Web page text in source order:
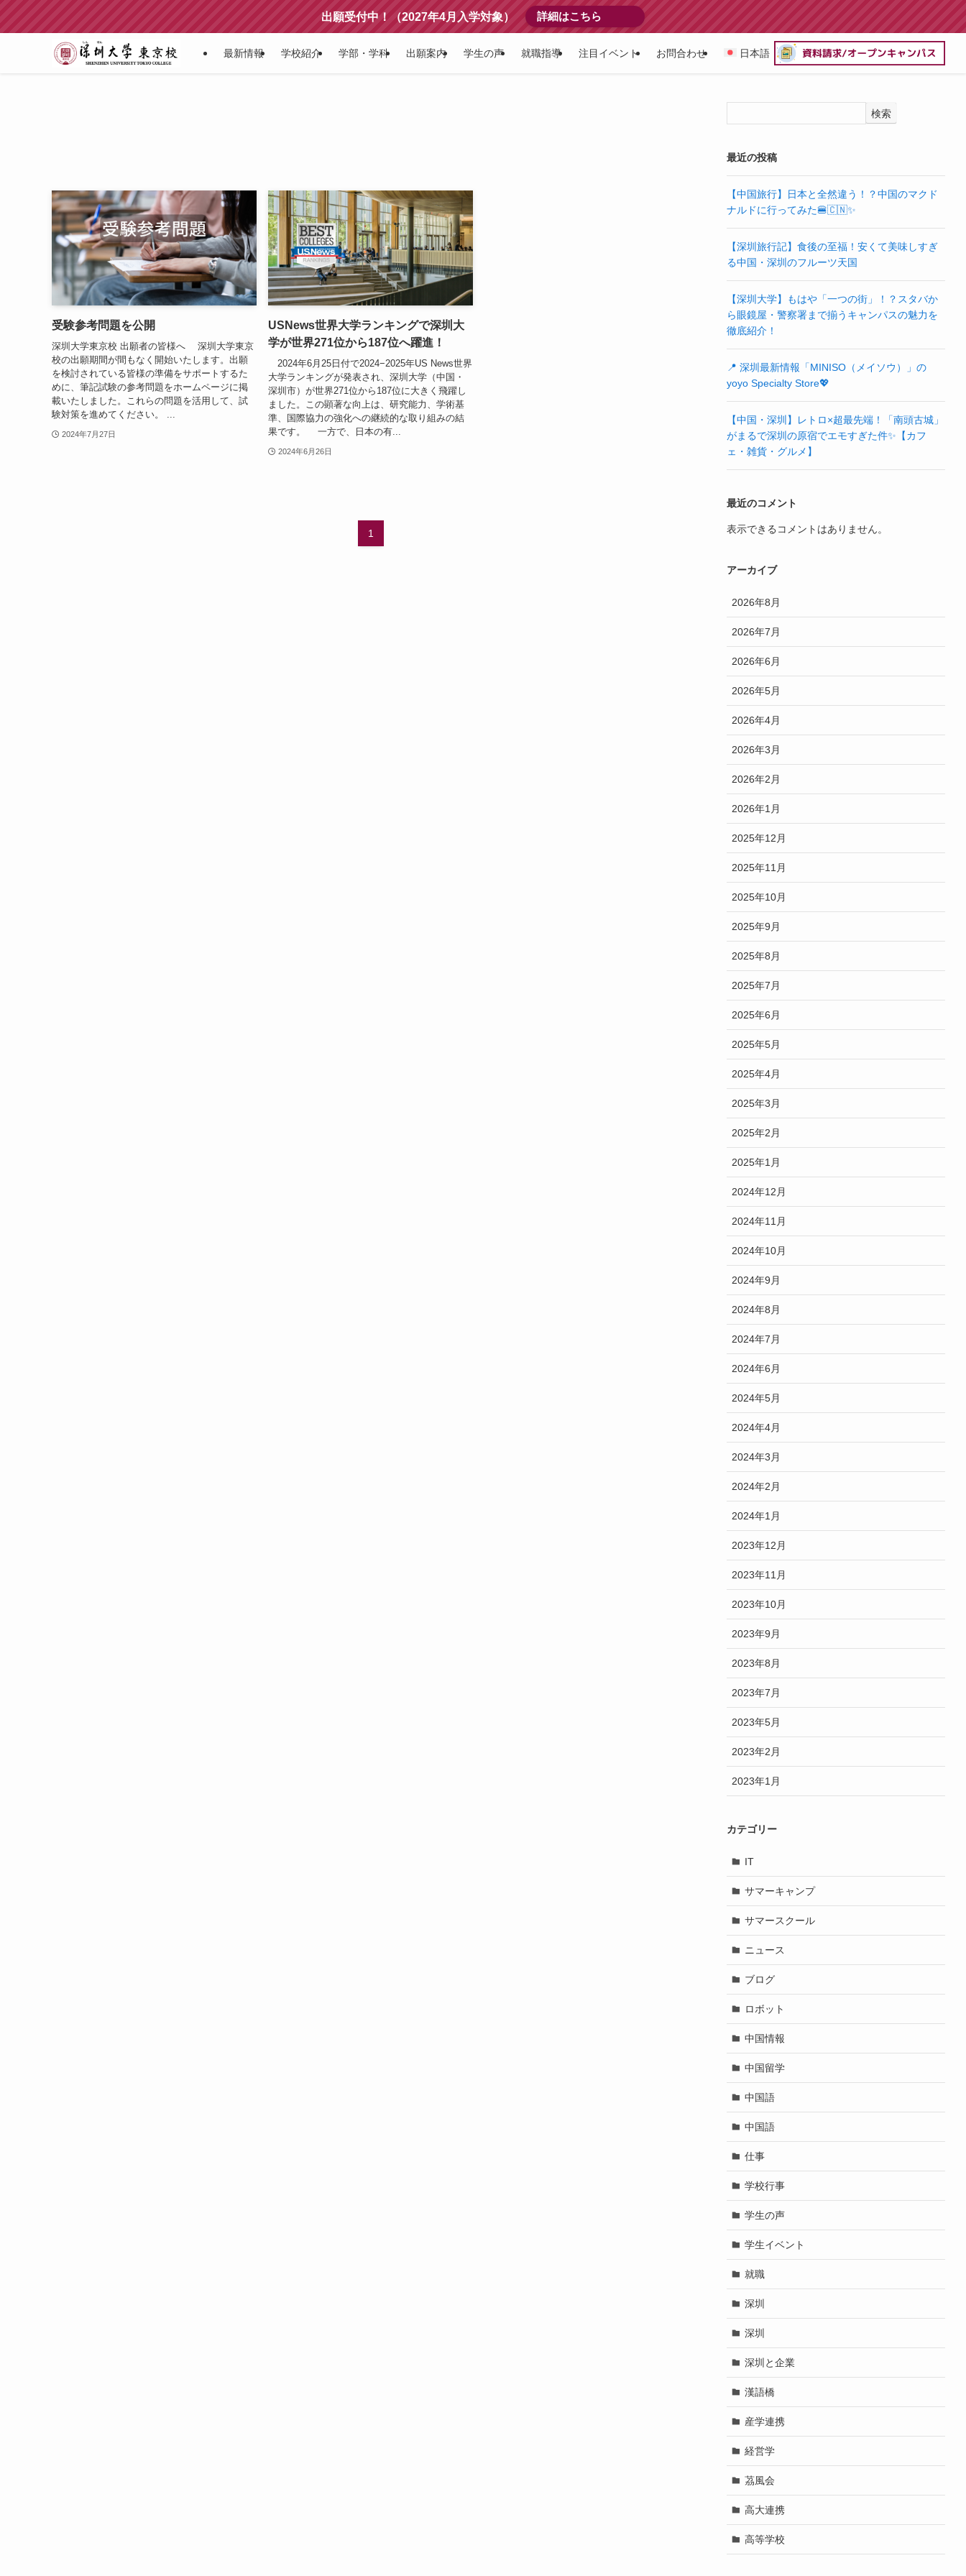
出願受付中！（2027年4月入学対象） 詳細はこちら
最新情報 学校紹介 学部・学科 出願案内 学生の声 就職指導 注目イベント お問合わせ 日本語
受験参考問題を公開
深圳大学東京校 出願者の皆様へ 深圳大学東京
校の出願期間が間もなく開始いたします。出願
を検討されている皆様の準備をサポートするた
めに、筆記試験の参考問題をホームページに掲
載いたしました。これらの問題を活用して、試
験対策を進めてください。 ...
2024年7月27日
USNews世界大学ランキングで深圳大
学が世界271位から187位へ躍進！
2024年6月25日付で2024−2025年US News世界
大学ランキングが発表され、深圳大学（中国・
深圳市）が世界271位から187位に大きく飛躍し
ました。この顕著な向上は、研究能力、学術基
準、国際協力の強化への継続的な取り組みの結
果です。 一方で、日本の有...
2024年6月26日
1
検索
最近の投稿
【中国旅行】日本と全然違う！？中国のマクド
ナルドに行ってみた🍔🇨🇳✨
【深圳旅行記】食後の至福！安くて美味しすぎ
る中国・深圳のフルーツ天国
【深圳大学】もはや「一つの街」！？スタバか
ら眼鏡屋・警察署まで揃うキャンパスの魅力を
徹底紹介！
📍 深圳最新情報「MINISO（メイソウ）」の
yoyo Specialty Store💖
【中国・深圳】レトロ×超最先端！「南頭古城」
がまるで深圳の原宿でエモすぎた件✨【カフ
ェ・雑貨・グルメ】
最近のコメント
表示できるコメントはありません。
アーカイブ
2026年8月
2026年7月
2026年6月
2026年5月
2026年4月
2026年3月
2026年2月
2026年1月
2025年12月
2025年11月
2025年10月
2025年9月
2025年8月
2025年7月
2025年6月
2025年5月
2025年4月
2025年3月
2025年2月
2025年1月
2024年12月
2024年11月
2024年10月
2024年9月
2024年8月
2024年7月
2024年6月
2024年5月
2024年4月
2024年3月
2024年2月
2024年1月
2023年12月
2023年11月
2023年10月
2023年9月
2023年8月
2023年7月
2023年5月
2023年2月
2023年1月
カテゴリー
IT
サマーキャンプ
サマースクール
ニュース
ブログ
ロボット
中国情報
中国留学
中国語
中国語
仕事
学校行事
学生の声
学生イベント
就職
深圳
深圳
深圳と企業
漢語橋
産学連携
経営学
茘風会
高大連携
高等学校